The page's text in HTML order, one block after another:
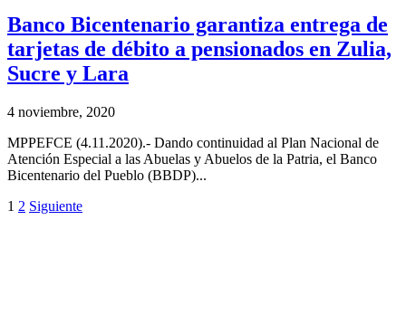
Banco Bicentenario garantiza entrega de
tarjetas de débito a pensionados en Zulia,
Sucre y Lara
4 noviembre, 2020
MPPEFCE (4.11.2020).- Dando continuidad al Plan Nacional de
Atención Especial a las Abuelas y Abuelos de la Patria, el Banco
Bicentenario del Pueblo (BBDP)...
1 2 Siguiente